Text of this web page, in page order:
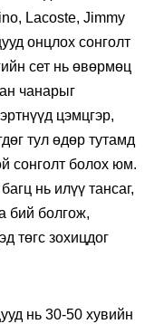
Lacoste, Jimmy
онцлох сонголт
сет нь өвөрмөц
чанарыг
цэмцгэр,
тул өдөр тутамд
сонголт болох юм.
нь илүү тансаг,
бий болгож,
төгс зохицдог
нь 30-50 хувийн